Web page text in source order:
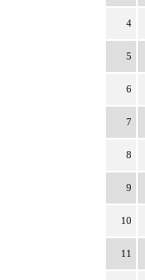
4
5
6
7
8
9
10
11